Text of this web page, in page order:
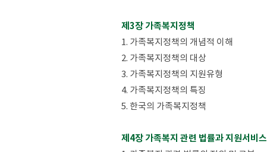
제3장 가족복지정책
1. 가족복지정책의 개념적 이해
2. 가족복지정책의 대상
3. 가족복지정책의 지원유형
4. 가족복지정책의 특징
5. 한국의 가족복지정책
제4장 가족복지 관련 법률과 지원서비스